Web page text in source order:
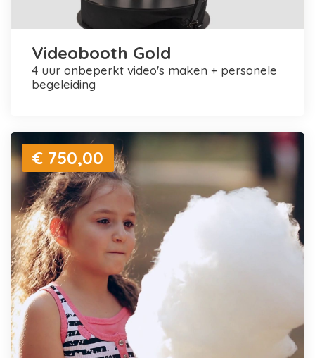
Videobooth Gold
4 uur onbeperkt video's maken + personele
begeleiding
€ 750,00